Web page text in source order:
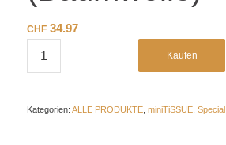
CHF34.97
Kaufen
Kategorien: ALLE PRODUKTE, miniTiSSUE, Special